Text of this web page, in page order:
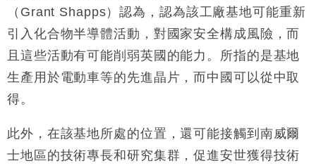
15:47
財經｜恒隆10月換帥 玩具「反」斗城亞洲CEO蔡德
粦接任
15:11
財經｜韓股反覆波動收跌 連挫7周創逾3年最長跌勢
13:44
財經｜內地7月美元計價出口增近24%勝預期 貿易順
日圓干預創新高
11:12
國際｜特朗普料美伊戰事快結束 承認部分彈藥庫存緊
張
（Grant Shapps）認為，認為該工廠基地可能重新
引入化合物半導體活動，對國家安全構成風險，而
且這些活動有可能削弱英國的能力。所指的是基地
生產用於電動車等的先進晶片，而中國可以從中取
得。
此外，在該基地所處的位置，還可能接觸到南威爾
士地區的技術專長和研究集群，促進安世獲得技術